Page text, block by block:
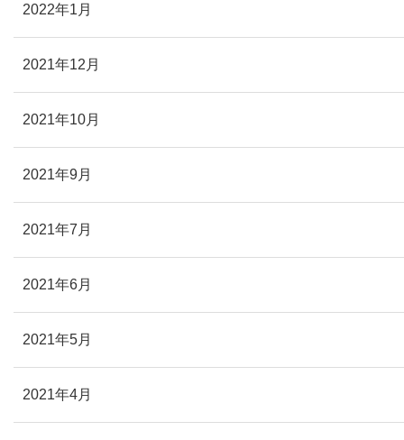
2022年1月
2021年12月
2021年10月
2021年9月
2021年7月
2021年6月
2021年5月
2021年4月